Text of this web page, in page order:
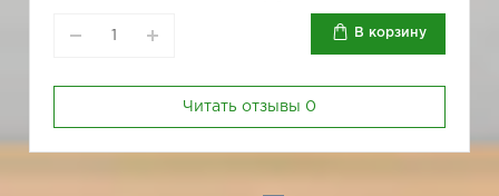
В корзину
Читать отзывы 0